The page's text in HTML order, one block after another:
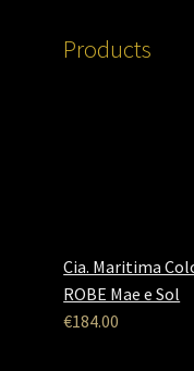
Products
Cia. Maritima
ROBE Mae e Sol
€184.00